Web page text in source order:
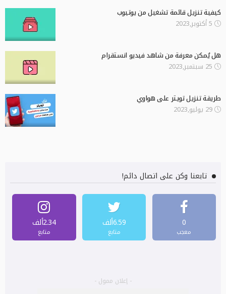
كيفية تنزيل قائمة تشغيل من يوتيوب
5 أكتوبر,2023
هل يُمكن معرفة من شاهد فيديو انستقرام
25 سبتمبر,2023
طريقة تنزيل تويتر على هواوي
29 يوليو,2023
تابعنا وكن على اتصال دائم!
0
معجب
6.59ألف
متابع
2.34ألف
متابع
- إعلان ممول -